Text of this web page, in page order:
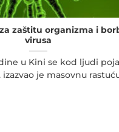
zaštitu organizma i
virusa
u Kini se kod ljudi
je masovnu